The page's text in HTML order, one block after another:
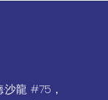
沙龍 #75，